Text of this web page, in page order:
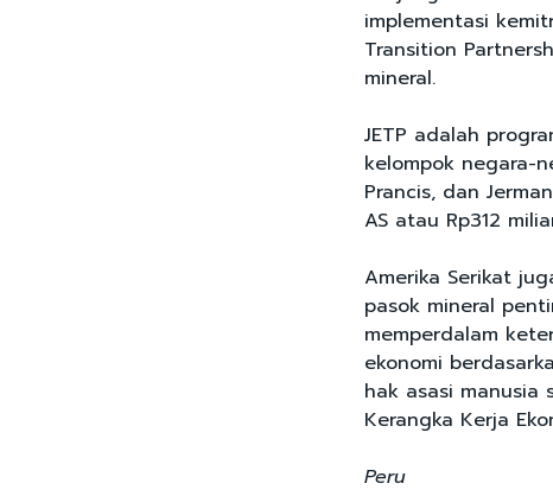
implementasi
Transition
mineral.
JETP adalah
kelompok negara-
Prancis, dan
AS atau Rp312
Amerika Serikat
pasok mineral
memperdalam
ekonomi
hak asasi manusia
Kerangka Kerja
Peru